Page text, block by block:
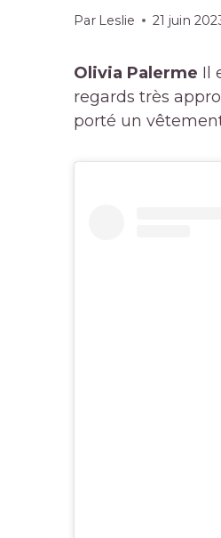
Par Leslie 21 juin
Olivia Palerme Il
regards très
porté un